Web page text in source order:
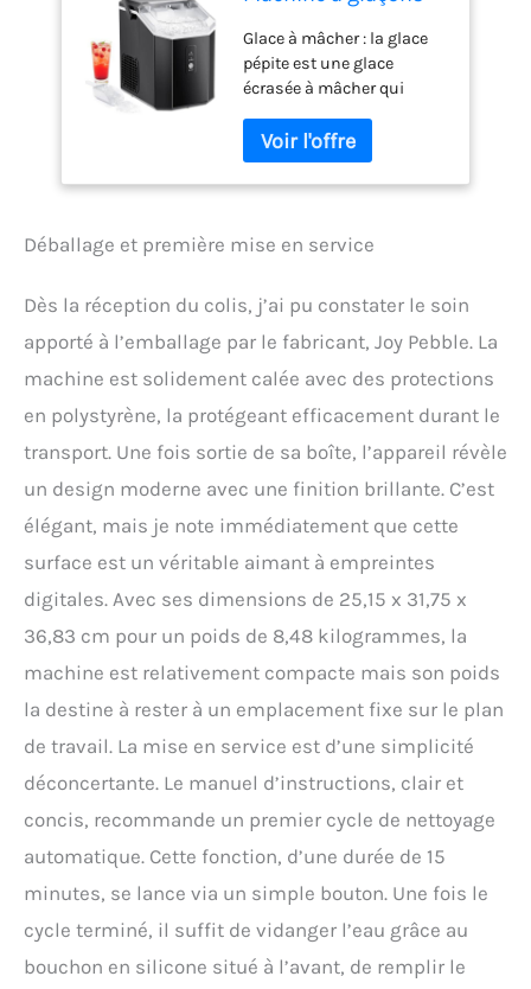
Glace à mâcher : la glace
pépite est une glace
écrasée à mâcher qui
rapidement et offre un
plaisir de mastication
croustillant. Par rapport à
traditionnels, vous pouvez
les glaçons, ce qui rend
vos boissons plus
fusion de la glace pépite
est le compagnon idéal
boissons.
Déballage et première mise en service
Dès la réception du colis, j’ai pu constater le soin
apporté à l’emballage par le fabricant, Joy Pebble. La
machine est solidement calée avec des protections
en polystyrène, la protégeant efficacement durant le
transport. Une fois sortie de sa boîte, l’appareil révèle
un design moderne avec une finition brillante. C’est
élégant, mais je note immédiatement que cette
surface est un véritable aimant à empreintes
digitales. Avec ses dimensions de 25,15 x 31,75 x
36,83 cm pour un poids de 8,48 kilogrammes, la
machine est relativement compacte mais son poids
la destine à rester à un emplacement fixe sur le plan
de travail. La mise en service est d’une simplicité
déconcertante. Le manuel d’instructions, clair et
concis, recommande un premier cycle de nettoyage
automatique. Cette fonction, d’une durée de 15
minutes, se lance via un simple bouton. Une fois le
cycle terminé, il suffit de vidanger l’eau grâce au
bouchon en silicone situé à l’avant, de remplir le